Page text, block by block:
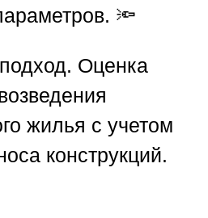
🔦
Оценка
жилья с учетом
конструкций.